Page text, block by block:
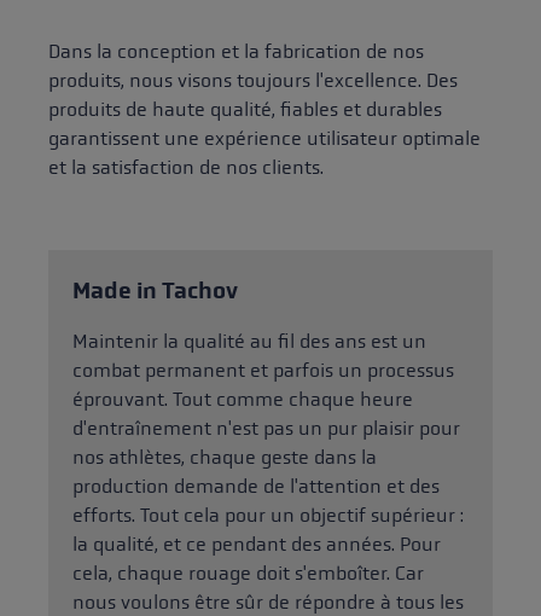
Dans la conception et la fabrication de nos
produits, nous visons toujours l'excellence. Des
produits de haute qualité, fiables et durables
garantissent une expérience utilisateur optimale
et la satisfaction de nos clients.
Made in Tachov
Maintenir la qualité au fil des ans est un
combat permanent et parfois un processus
éprouvant. Tout comme chaque heure
d'entraînement n'est pas un pur plaisir pour
nos athlètes, chaque geste dans la
production demande de l'attention et des
efforts. Tout cela pour un objectif supérieur :
la qualité, et ce pendant des années. Pour
cela, chaque rouage doit s'emboîter. Car
nous voulons être sûr de répondre à tous les